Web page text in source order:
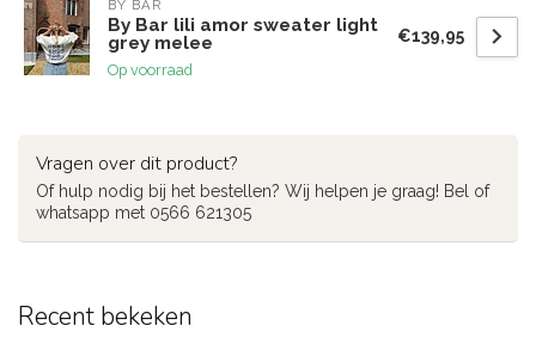
BY BAR
By Bar lili amor sweater light
grey melee
Op voorraad
€139,95
Vragen over dit product?
Of hulp nodig bij het bestellen? Wij helpen je graag! Bel of
whatsapp met 0566 621305
Recent bekeken